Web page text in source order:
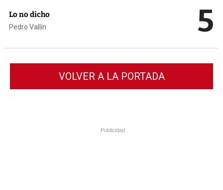
Lo no dicho
Pedro Vallín 5
VOLVER A LA PORTADA
Publicidad